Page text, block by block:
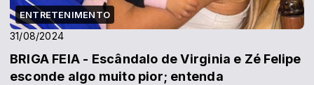
ENTRETENIMENTO
31/08/2024
BRIGA FEIA - Escândalo de Virginia e Zé Felipe
esconde algo muito pior; entenda